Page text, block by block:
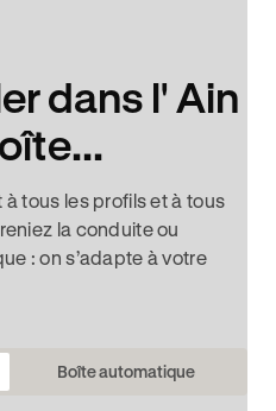
dans l' Ain
tous les profils et à tous
la conduite ou
: on s’adapte à votre
Boîte automatique